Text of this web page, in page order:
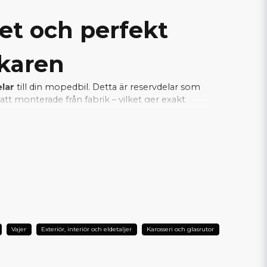
och perfekt
till din mopedbil. Detta är reservdelar som
monterade från fabrik – vilket ger exakt
fungerar tillsammans med bilens
DIN AIXAM?
Vajer Exteriör, interiör och eldetaljer Karosseri och glasrutor